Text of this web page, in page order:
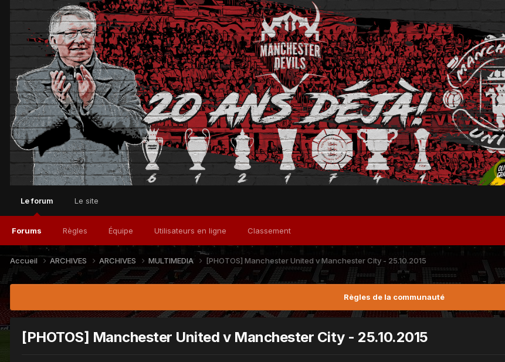
Le forum
Forums Règles Équipe Utilisateurs en ligne Classement
Le site
Accueil ARCHIVES ARCHIVES MULTIMEDIA [PHOTOS] Manchester United v Manchester City - 25.10.2015
Règles de la communauté
[PHOTOS] Manchester United v Manchester City - 25.10.2015